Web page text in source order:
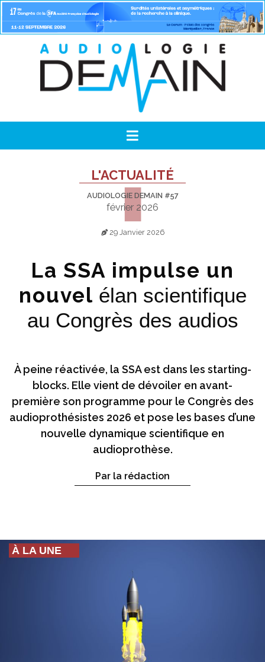
L'ACTUALITÉ
AUDIOLOGIE DEMAIN #57
février 2026
29 Janvier 2026
La SSA impulse un
nouvel élan scientifique
au Congrès des audios
À peine réactivée, la SSA est dans les starting-
blocks. Elle vient de dévoiler en avant-
première son programme pour le Congrès des
audioprothésistes 2026 et pose les bases d’une
nouvelle dynamique scientifique en
audioprothèse.
Par la rédaction
À LA UNE